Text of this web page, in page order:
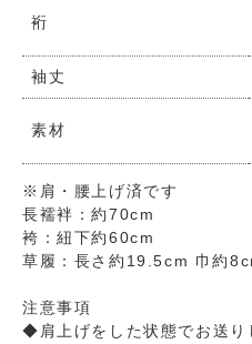
裄
袖丈
素材
※肩・腰上げ済です
長襦袢：約70cm
袴：紐下約60cm
草履：長さ約19.5cm 巾約
注意事項
◆肩上げをした状態でお送り